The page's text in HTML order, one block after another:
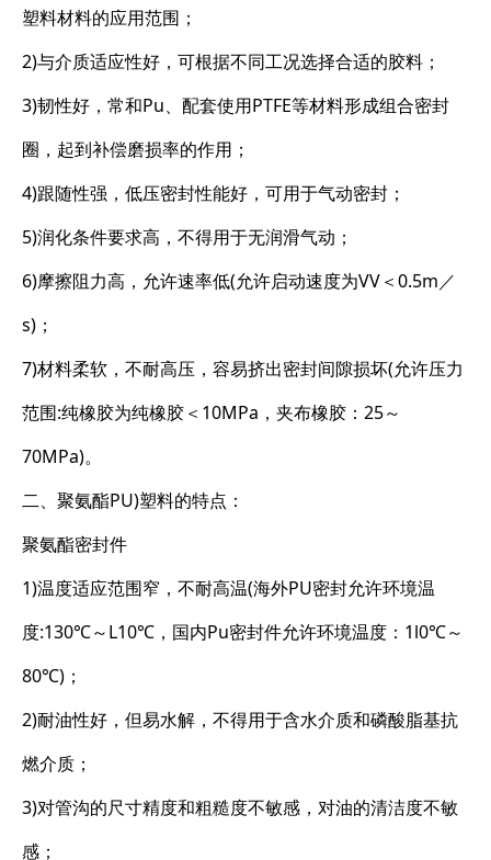
塑料材料的应用范围；
2)与介质适应性好，可根据不同工况选择合适的胶料；
3)韧性好，常和Pu、配套使用PTFE等材料形成组合密封
圈，起到补偿磨损率的作用；
4)跟随性强，低压密封性能好，可用于气动密封；
5)润化条件要求高，不得用于无润滑气动；
6)摩擦阻力高，允许速率低(允许启动速度为VV＜0.5m／
s)；
7)材料柔软，不耐高压，容易挤出密封间隙损坏(允许压力
范围:纯橡胶为纯橡胶＜10MPa，夹布橡胶：25～
70MPa)。
二、聚氨酯PU)塑料的特点：
聚氨酯密封件
1)温度适应范围窄，不耐高温(海外PU密封允许环境温
度:130℃～L10℃，国内Pu密封件允许环境温度：1l0℃～
80℃)；
2)耐油性好，但易水解，不得用于含水介质和磷酸脂基抗
燃介质；
3)对管沟的尺寸精度和粗糙度不敏感，对油的清洁度不敏
感；